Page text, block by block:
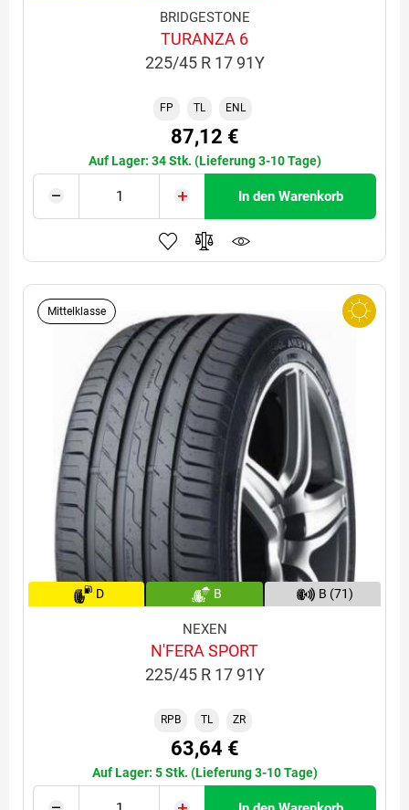
BRIDGESTONE
TURANZA 6
225/45 R 17 91Y
FP TL ENL
87,12 €
Auf Lager: 34 Stk. (Lieferung 3-10 Tage)
In den Warenkorb
Mittelklasse
D B B (71)
NEXEN
N'FERA SPORT
225/45 R 17 91Y
RPB TL ZR
63,64 €
Auf Lager: 5 Stk. (Lieferung 3-10 Tage)